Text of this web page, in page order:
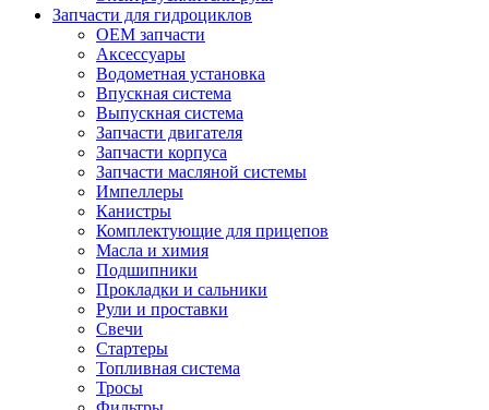
Запчасти для гидроциклов
OEM запчасти
Аксессуары
Водометная установка
Впускная система
Выпускная система
Запчасти двигателя
Запчасти корпуса
Запчасти масляной системы
Импеллеры
Канистры
Комплектующие для прицепов
Масла и химия
Подшипники
Прокладки и сальники
Рули и проставки
Свечи
Стартеры
Топливная система
Тросы